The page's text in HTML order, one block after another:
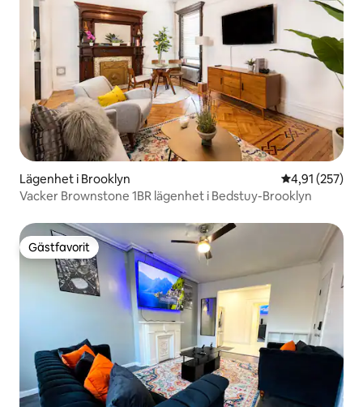
Lägenhet i Brooklyn 4,91 av 5 i
4,91 (257)
Vacker Brownstone 1BR lägenhet i Bedstuy-Brooklyn
Gästfavorit
Gästfavorit